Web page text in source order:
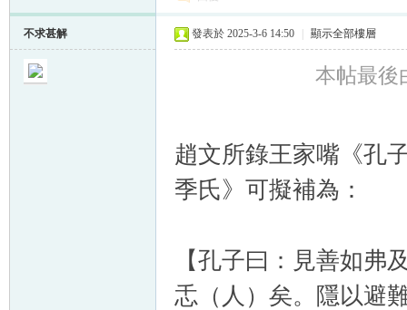
不求甚解 發表於 2025-3-6 14:50 顯示全部樓層
本帖最後
趙文所錄王家嘴《孔
季氏》可擬補為：
【孔子曰：見善如弗
忎（人）矣。隱以避